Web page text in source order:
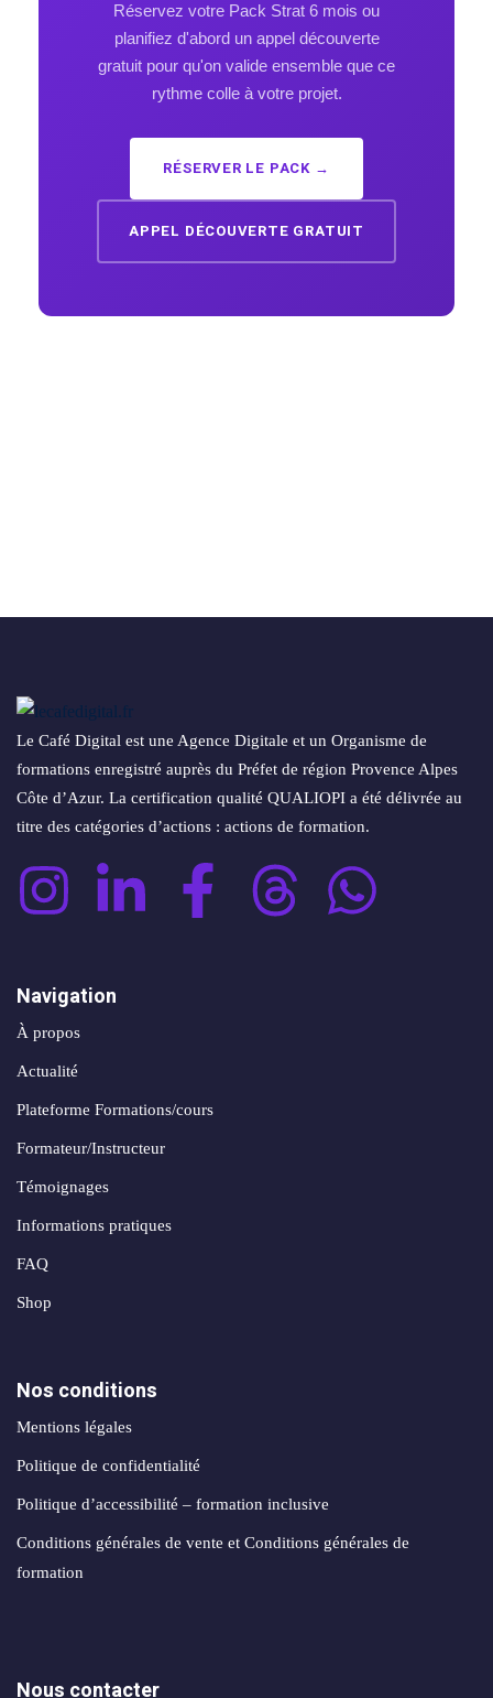
Réservez votre Pack Strat 6 mois ou
planifiez d'abord un appel découverte
gratuit pour qu'on valide ensemble que ce
rythme colle à votre projet.
RÉSERVER LE PACK →
APPEL DÉCOUVERTE GRATUIT
Le Café Digital est une Agence Digitale et un Organisme de
formations enregistré auprès du Préfet de région Provence Alpes
Côte d’Azur. La certification qualité QUALIOPI a été délivrée au
titre des catégories d’actions : actions de formation.
Navigation
À propos
Actualité
Plateforme Formations/cours
Formateur/Instructeur
Témoignages
Informations pratiques
FAQ
Shop
Nos conditions
Mentions légales
Politique de confidentialité
Politique d’accessibilité – formation inclusive
Conditions générales de vente et Conditions générales de
formation
Nous contacter